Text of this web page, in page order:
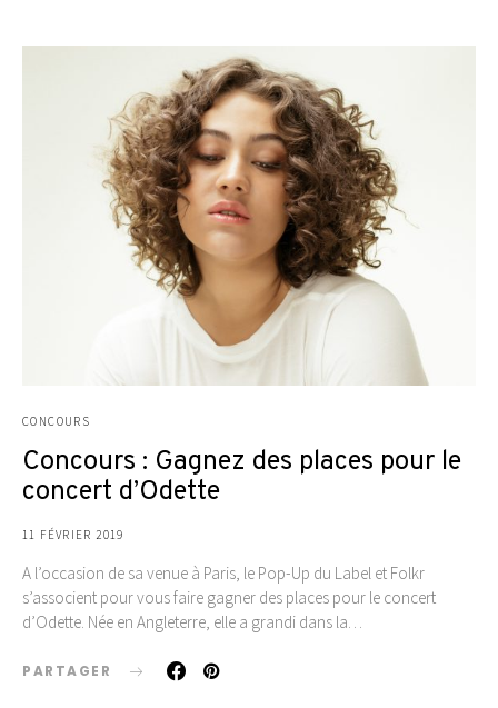
CONCOURS
Concours : Gagnez des places pour le
concert d’Odette
11 FÉVRIER 2019
A l’occasion de sa venue à Paris, le Pop-Up du Label et Folkr
s’associent pour vous faire gagner des places pour le concert
d’Odette. Née en Angleterre, elle a grandi dans la…
PARTAGER